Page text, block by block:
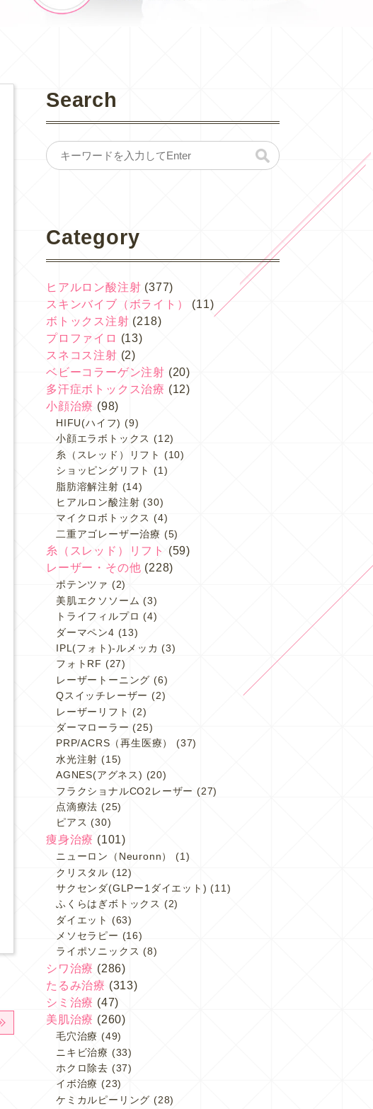
Search
Category
ヒアルロン酸注射 (377)
スキンバイブ（ボライト）
(11)
ボトックス注射 (218)
プロファイロ (13)
スネコス注射 (2)
ベビーコラーゲン注射 (20)
多汗症ボトックス治療 (12)
小顔治療 (98)
HIFU(ハイフ) (9)
小顔エラボトックス (12)
糸（スレッド）リフト
(10)
ショッピングリフト
(1)
脂肪溶解注射 (14)
ヒアルロン酸注射 (30)
マイクロボトックス (4)
二重アゴレーザー治療 (5)
糸（スレッド）リフト
(59)
レーザー・その他 (228)
ポテンツァ (2)
美肌エクソソーム (3)
トライフィルプロ (4)
ダーマペン4 (13)
IPL(フォト)-ルメッカ (3)
フォトRF (27)
レーザートーニング (6)
Qスイッチレーザー (2)
レーザーリフト (2)
ダーマローラー (25)
PRP/ACRS（再生医療）
(37)
水光注射 (15)
AGNES(アグネス) (20)
フラクショナルCO2レーザー (27)
点滴療法 (25)
ピアス (30)
痩身治療 (101)
ニューロン（Neuronn）
(1)
クリスタル (12)
サクセンダ(GLPー1ダイエット) (11)
ふくらはぎボトックス (2)
ダイエット (63)
メソセラピー (16)
ライポソニックス (8)
シワ治療 (286)
たるみ治療 (313)
シミ治療 (47)
美肌治療 (260)
毛穴治療 (49)
ニキビ治療 (33)
ホクロ除去 (37)
イボ治療 (23)
ケミカルピーリング (28)